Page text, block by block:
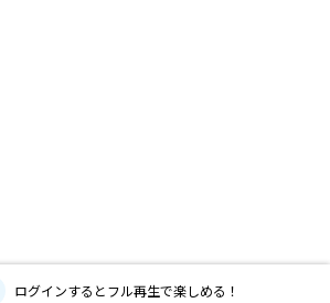
ログインするとフル再生で楽しめる！